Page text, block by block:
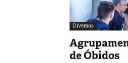
Diversos
de Óbidos